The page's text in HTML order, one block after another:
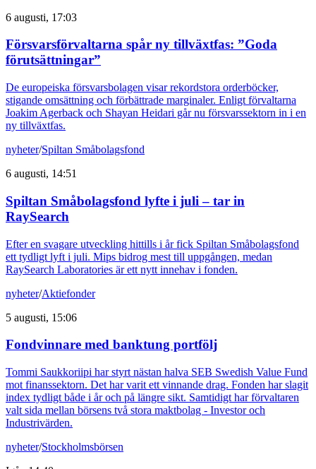
6 augusti, 17:03
Försvarsförvaltarna spår ny tillväxtfas: ”Goda
förutsättningar”
De europeiska försvarsbolagen visar rekordstora orderböcker,
stigande omsättning och förbättrade marginaler. Enligt förvaltarna
Joakim Agerback och Shayan Heidari går nu försvarssektorn in i en
ny tillväxtfas.
nyheter/Spiltan Småbolagsfond
6 augusti, 14:51
Spiltan Småbolagsfond lyfte i juli – tar in
RaySearch
Efter en svagare utveckling hittills i år fick Spiltan Småbolagsfond
ett tydligt lyft i juli. Mips bidrog mest till uppgången, medan
RaySearch Laboratories är ett nytt innehav i fonden.
nyheter/Aktiefonder
5 augusti, 15:06
Fondvinnare med banktung portfölj
Tommi Saukkoriipi har styrt nästan halva SEB Swedish Value Fund
mot finanssektorn. Det har varit ett vinnande drag. Fonden har slagit
index tydligt både i år och på längre sikt. Samtidigt har förvaltaren
valt sida mellan börsens två stora maktbolag - Investor och
Industrivärden.
nyheter/Stockholmsbörsen